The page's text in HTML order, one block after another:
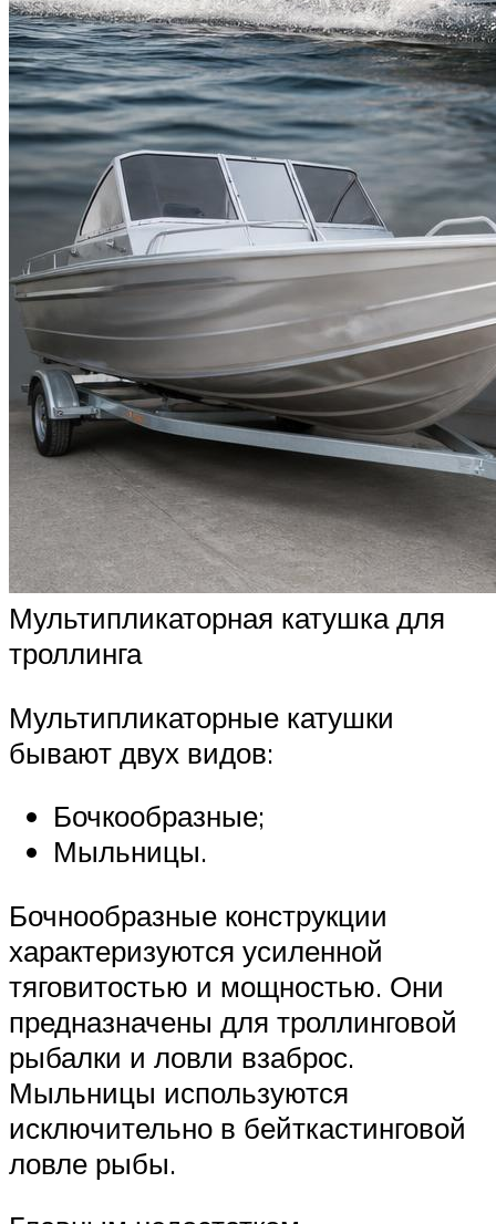
Мультипликаторная катушка для
троллинга
Мультипликаторные катушки
бывают двух видов:
Бочкообразные;
Мыльницы.
Бочнообразные конструкции
характеризуются усиленной
тяговитостью и мощностью. Они
предназначены для троллинговой
рыбалки и ловли взаброс.
Мыльницы используются
исключительно в бейткастинговой
ловле рыбы.